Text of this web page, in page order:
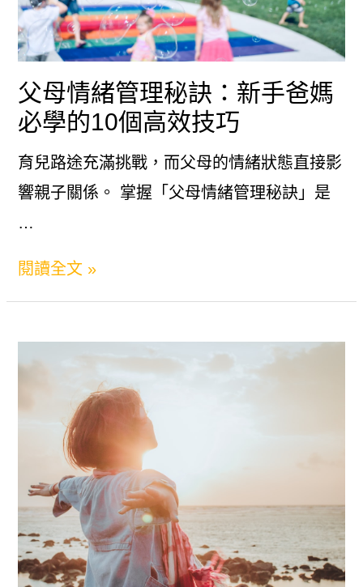
父母情緒管理秘訣：新手爸媽
必學的10個高效技巧
育兒路途充滿挑戰，而父母的情緒狀態直接影
響親子關係。 掌握「父母情緒管理秘訣」是
…
父
母
理
新
手
爸
閱讀全文 »